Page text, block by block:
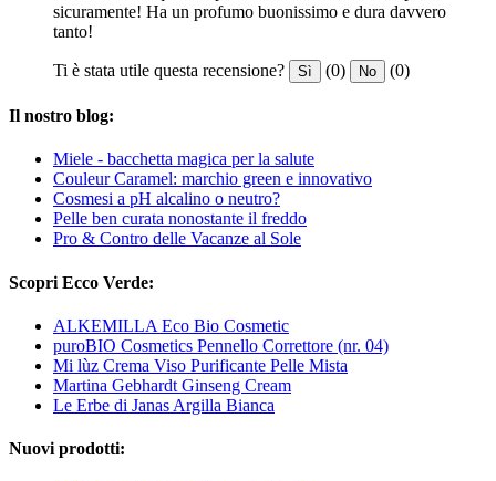
sicuramente! Ha un profumo buonissimo e dura davvero
tanto!
Ti è stata utile questa recensione? Sì (0) No (0)
Il nostro blog:
Miele - bacchetta magica per la salute
Couleur Caramel: marchio green e innovativo
Cosmesi a pH alcalino o neutro?
Pelle ben curata nonostante il freddo
Pro & Contro delle Vacanze al Sole
Scopri Ecco Verde:
ALKEMILLA Eco Bio Cosmetic
puroBIO Cosmetics Pennello Correttore (nr. 04)
Mi lùz Crema Viso Purificante Pelle Mista
Martina Gebhardt Ginseng Cream
Le Erbe di Janas Argilla Bianca
Nuovi prodotti: